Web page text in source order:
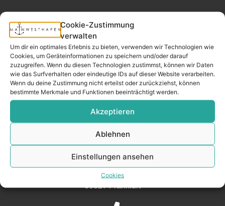
Cookie-Zustimmung
verwalten
Um dir ein optimales Erlebnis zu bieten, verwenden wir Technologien wie
Cookies, um Geräteinformationen zu speichern und/oder darauf
zuzugreifen. Wenn du diesen Technologien zustimmst, können wir Daten
wie das Surfverhalten oder eindeutige IDs auf dieser Website verarbeiten.
Wenn du deine Zustimmung nicht erteilst oder zurückziehst, können
bestimmte Merkmale und Funktionen beeinträchtigt werden.
Akzeptieren
Ablehnen
Einstellungen ansehen
Cookies
REAL ESTATE
Your neighborhood
real estate partner.
– since 2017.
Widerrufsrecht
Address
Mainwesthafen Immobilien
Speicherstraße 5
60327 Frankfurt